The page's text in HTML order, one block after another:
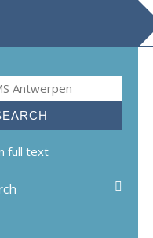
full text